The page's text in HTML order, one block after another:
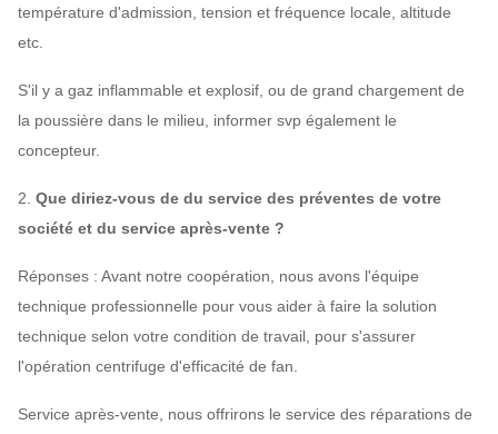
température d'admission, tension et fréquence locale, altitude
etc.
S'il y a gaz inflammable et explosif, ou de grand chargement de
la poussière dans le milieu, informer svp également le
concepteur.
2. Que diriez-vous de du service des préventes de votre
société et du service après-vente ?
Réponses : Avant notre coopération, nous avons l'équipe
technique professionnelle pour vous aider à faire la solution
technique selon votre condition de travail, pour s'assurer
l'opération centrifuge d'efficacité de fan.
Service après-vente, nous offrirons le service des réparations de